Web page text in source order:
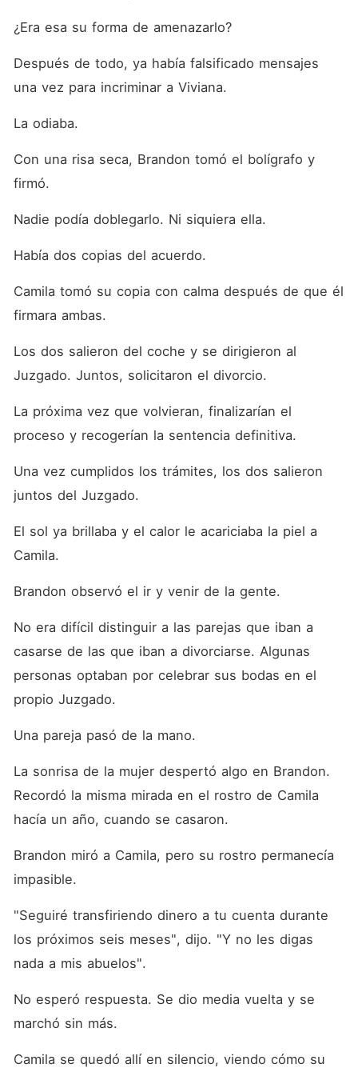
¿Era esa su forma de amenazarlo?
Después de todo, ya había falsificado mensajes
una vez para incriminar a Viviana.
La odiaba.
Con una risa seca, Brandon tomó el bolígrafo y
firmó.
Nadie podía doblegarlo. Ni siquiera ella.
Había dos copias del acuerdo.
Camila tomó su copia con calma después de que él
firmara ambas.
Los dos salieron del coche y se dirigieron al
Juzgado. Juntos, solicitaron el divorcio.
La próxima vez que volvieran, finalizarían el
proceso y recogerían la sentencia definitiva.
Una vez cumplidos los trámites, los dos salieron
juntos del Juzgado.
El sol ya brillaba y el calor le acariciaba la piel a
Camila.
Brandon observó el ir y venir de la gente.
No era difícil distinguir a las parejas que iban a
casarse de las que iban a divorciarse. Algunas
personas optaban por celebrar sus bodas en el
propio Juzgado.
Una pareja pasó de la mano.
La sonrisa de la mujer despertó algo en Brandon.
Recordó la misma mirada en el rostro de Camila
hacía un año, cuando se casaron.
Brandon miró a Camila, pero su rostro permanecía
impasible.
"Seguiré transfiriendo dinero a tu cuenta durante
los próximos seis meses", dijo. "Y no les digas
nada a mis abuelos".
No esperó respuesta. Se dio media vuelta y se
marchó sin más.
Camila se quedó allí en silencio, viendo cómo su